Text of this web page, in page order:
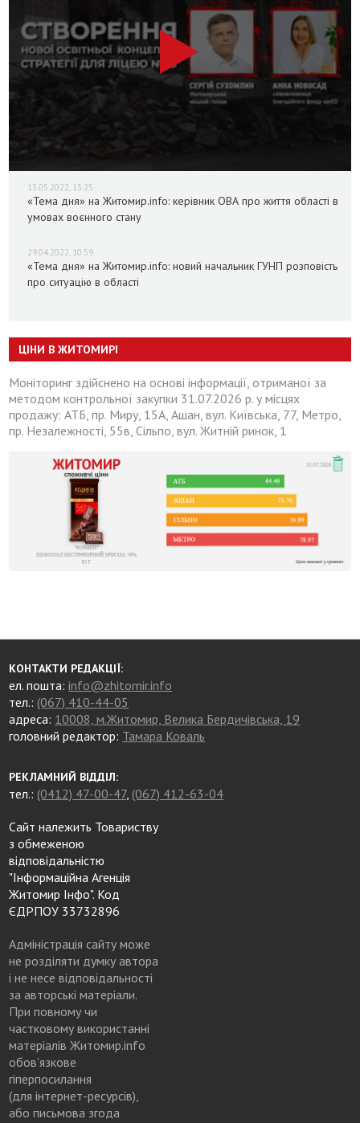
13.05.2022, 13:25
«Тема дня» на Житомир.info: керівник ОВА про життя області в
умовах воєнного стану
29.04.2022, 10:59
«Тема дня» на Житомир.info: новий начальник ГУНП розповість
про ситуацію в області
ЦІНИ В ЖИТОМИРІ
Моніторинг здійснено на основі інформації, отриманої за
методом контрольної закупки 31.07.2026 р. у місцях
продажу: АТБ, пр. Миру, 15А, Ашан, вул. Київська, 77, Метро,
пр. Незалежності, 55в, Сільпо, вул. Житній ринок, 1
КОНТАКТИ РЕДАКЦІЇ:
ел. пошта:info@zhitomir.info
тел.: (067) 410-44-05
адреса: 10008, м.Житомир, Велика Бердичівська, 19
головний редактор: Тамара Коваль
РЕКЛАМНИЙ ВІДДІЛ:
тел.: (0412) 47-00-47, (067) 412-63-04
Сайт належить Товариству
з обмеженою
відповідальністю
"Інформаційна Агенція
Житомир Інфо". Код
ЄДРПОУ 33732896
Адміністрація сайту може
не розділяти думку автора
і не несе відповідальності
за авторські матеріали.
При повному чи
частковому використанні
матеріалів Житомир.info
обов’язкове
гіперпосилання
(для інтернет-ресурсів),
або письмова згода